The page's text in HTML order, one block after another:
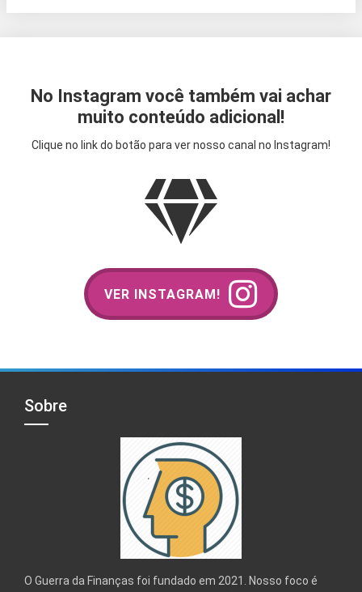
No Instagram você também vai achar
muito conteúdo adicional!
Clique no link do botão para ver nosso canal no Instagram!
VER INSTAGRAM!
Sobre
O Guerra da Finanças foi fundado em 2021. Nosso foco é